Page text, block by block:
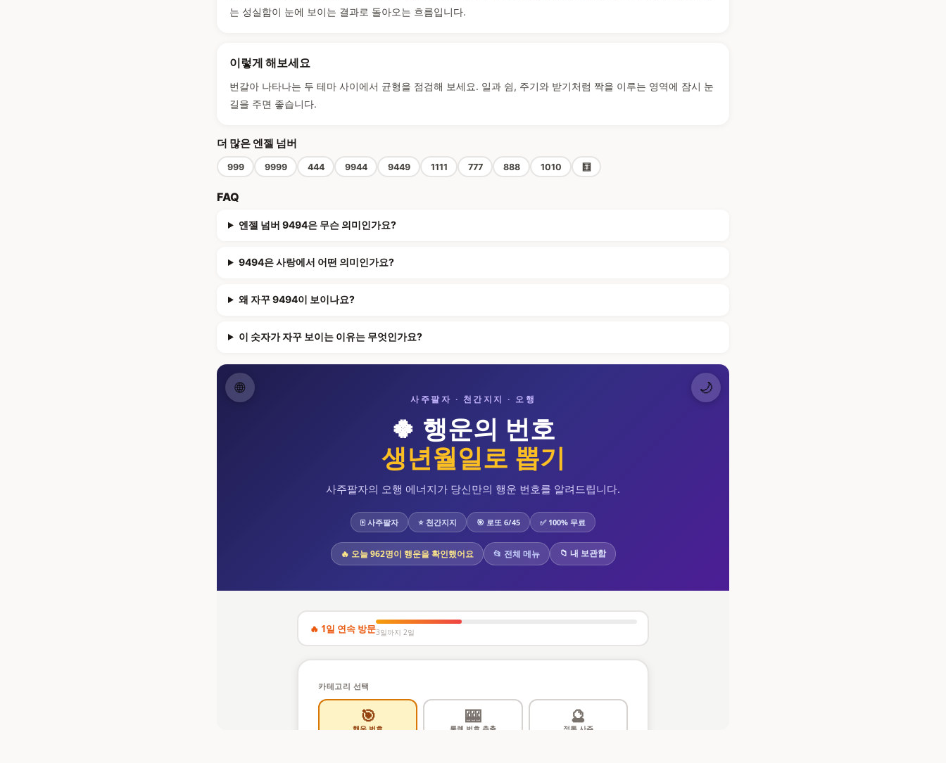
는 성실함이 눈에 보이는 결과로 돌아오는 흐름입니다.
이렇게 해보세요
번갈아 나타나는 두 테마 사이에서 균형을 점검해 보세요. 일과 쉼, 주기와 받기처럼 짝을 이루는 영역에 잠시 눈
길을 주면 좋습니다.
더 많은 엔젤 넘버
999 9999 444 9944 9449 1111 777 888 1010 🧮
FAQ
엔젤 넘버 9494은 무슨 의미인가요?
9494은 사랑에서 어떤 의미인가요?
왜 자꾸 9494이 보이나요?
이 숫자가 자꾸 보이는 이유는 무엇인가요?